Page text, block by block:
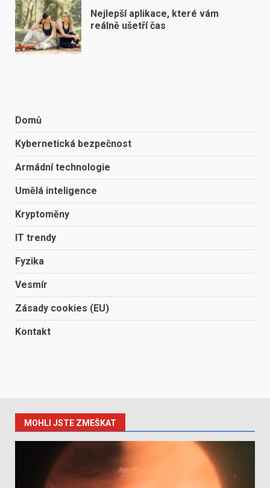
Nejlepší aplikace, které vám
reálně ušetří čas
Domů
Kybernetická bezpečnost
Armádní technologie
Umělá inteligence
Kryptoměny
IT trendy
Fyzika
Vesmír
Zásady cookies (EU)
Kontakt
MOHLI JSTE ZMEŠKAT